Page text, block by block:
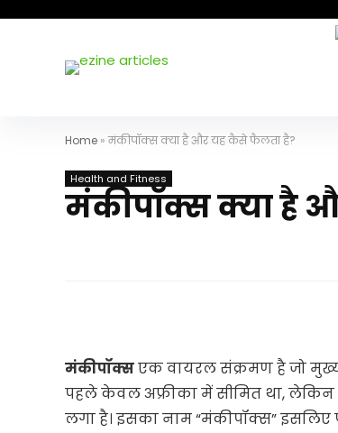
Home »मंकीपॉक्स क्या है और यह कैसे फैलता है?
Health and Fitness
मंकीपॉक्स क्या है
मंकीपॉक्सएक वायरल संक्रमण है जो मुख्य
पहले केवल अफ्रीका में सीमित था, लेकिन
लगा है। इसका नाम “मंकीपॉक्स” इसलिए